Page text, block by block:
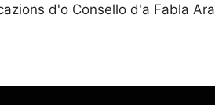
d'o Consello d'a Fabla